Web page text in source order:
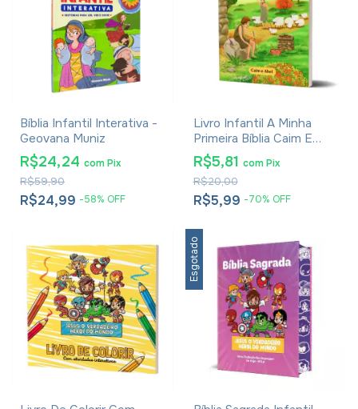
Bíblia Infantil Interativa -
Geovana Muniz
R$24,99 -58% OFF
R$59,90
R$24,24 comPix
Livro Infantil A Minha
Primeira Bíblia Caim E
Abel
R$5,99 -70% OFF
R$20,00
R$5,81 com Pix
Esgotado